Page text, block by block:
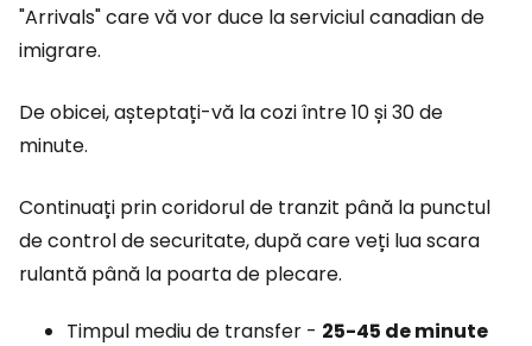
"Arrivals" care vă vor duce la serviciul canadian de
imigrare.
De obicei, așteptați-vă la cozi între 10 și 30 de
minute.
Continuați prin coridorul de tranzit până la punctul
de control de securitate, după care veți lua scara
rulantă până la poarta de plecare.
Timpul mediu de transfer - 25-45 deminute